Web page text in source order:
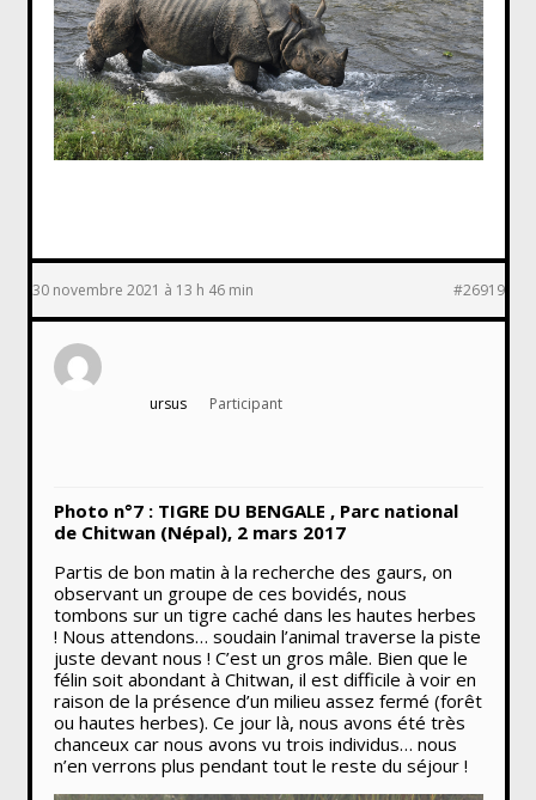
30 novembre 2021 à 13 h 46 min #26919
ursus Participant
Photo n°7 : TIGRE DU BENGALE , Parc national
de Chitwan (Népal), 2 mars 2017
Partis de bon matin à la recherche des gaurs, on
observant un groupe de ces bovidés, nous
tombons sur un tigre caché dans les hautes herbes
! Nous attendons… soudain l’animal traverse la piste
juste devant nous ! C’est un gros mâle. Bien que le
félin soit abondant à Chitwan, il est difficile à voir en
raison de la présence d’un milieu assez fermé (forêt
ou hautes herbes). Ce jour là, nous avons été très
chanceux car nous avons vu trois individus… nous
n’en verrons plus pendant tout le reste du séjour !